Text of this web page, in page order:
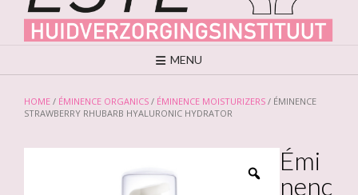
MENU
HOME / ÉMINENCE ORGANICS / ÉMINENCE MOISTURIZERS / ÉMINENCE
STRAWBERRY RHUBARB HYALURONIC HYDRATOR
Émi
nenc